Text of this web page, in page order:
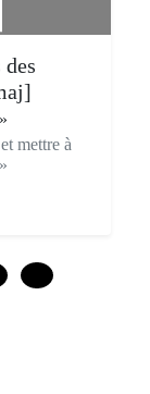
mettre à